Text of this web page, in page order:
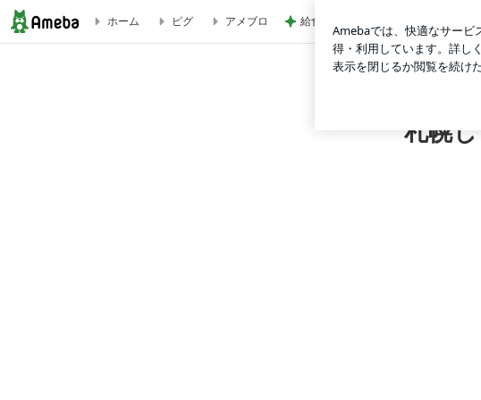
22日(水) ラジオゲスト「かたずけ士 小松易さん」 | 札幌じゅん先生のＰ
ホーム ピグ アメブロ 給食が恋しすぎる学童のお弁当
札幌